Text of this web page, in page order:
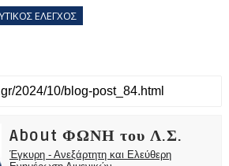
ΕΛΕΓΧΟΣ
About ΦΩΝΗ του Λ.Σ.
Έγκυρη - Ανεξάρτητη και Ελεύθερη